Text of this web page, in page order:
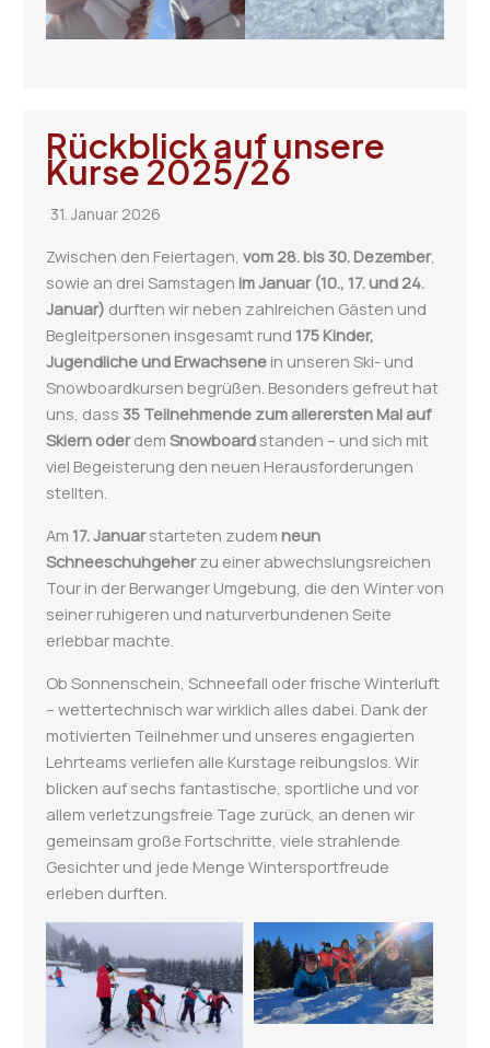
Rückblick auf unsere
Kurse 2025/26
31. Januar 2026
Zwischen den Feiertagen, vom 28. bis 30. Dezember,
sowie an drei Samstagen im Januar (10., 17. und 24.
Januar) durften wir neben zahlreichen Gästen und
Begleitpersonen insgesamt rund 175 Kinder,
Jugendliche und Erwachsenein unseren Ski- und
Snowboardkursen begrüßen. Besonders gefreut hat
uns, dass 35 Teilnehmende zum allerersten Mal auf
Skiern oderdem Snowboard standen – und sich mit
viel Begeisterung den neuen Herausforderungen
stellten.
Am 17. Januarstarteten zudem neun
Schneeschuhgeherzu einer abwechslungsreichen
Tour in der Berwanger Umgebung, die den Winter von
seiner ruhigeren und naturverbundenen Seite
erlebbar machte.
Ob Sonnenschein, Schneefall oder frische Winterluft
– wettertechnisch war wirklich alles dabei. Dank der
motivierten Teilnehmer und unseres engagierten
Lehrteams verliefen alle Kurstage reibungslos. Wir
blicken auf sechs fantastische, sportliche und vor
allem verletzungsfreie Tage zurück, an denen wir
gemeinsam große Fortschritte, viele strahlende
Gesichter und jede Menge Wintersportfreude
erleben durften.